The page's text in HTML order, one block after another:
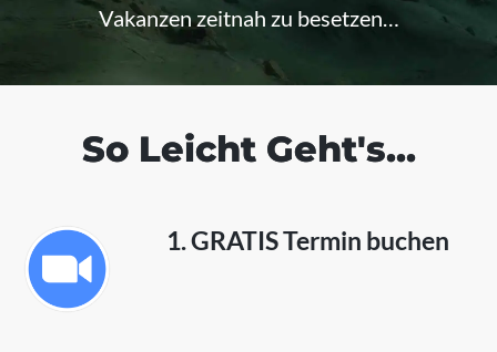
Vakanzen zeitnah zu besetzen…
So Leicht Geht's...
1. GRATIS Termin buchen